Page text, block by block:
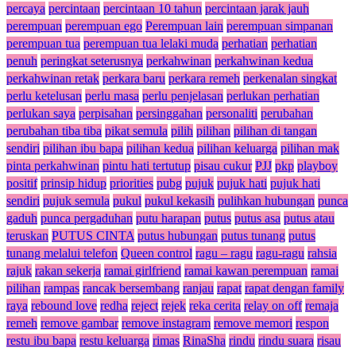
percaya percintaan percintaan 10 tahun percintaan jarak jauh
perempuan perempuan ego Perempuan lain perempuan simpanan
perempuan tua perempuan tua lelaki muda perhatian perhatian
penuh peringkat seterusnya perkahwinan perkahwinan kedua
perkahwinan retak perkara baru perkara remeh perkenalan singkat
perlu ketelusan perlu masa perlu penjelasan perlukan perhatian
perlukan saya perpisahan persinggahan personaliti perubahan
perubahan tiba tiba pikat semula pilih pilihan pilihan di tangan
sendiri pilihan ibu bapa pilihan kedua pilihan keluarga pilihan mak
pinta perkahwinan pintu hati tertutup pisau cukur PJJ pkp playboy
positif prinsip hidup priorities pubg pujuk pujuk hati pujuk hati
sendiri pujuk semula pukul pukul kekasih pulihkan hubungan punca
gaduh punca pergaduhan putu harapan putus putus asa putus atau
teruskan PUTUS CINTA putus hubungan putus tunang putus
tunang melalui telefon Queen control ragu – ragu ragu-ragu rahsia
rajuk rakan sekerja ramai girlfriend ramai kawan perempuan ramai
pilihan rampas rancak bersembang ranjau rapat rapat dengan family
raya rebound love redha reject rejek reka cerita relay on off remaja
remeh remove gambar remove instagram remove memori respon
restu ibu bapa restu keluarga rimas RinaSha rindu rindu suara risau